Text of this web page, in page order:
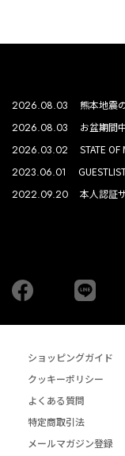
2026.08.03 熊本地震
2026.08.03 お盆期間
2026.03.02 STATE
2023.06.01
2022.09.20 本人認証
Facebook
ショッピングガイド
クッキーポリシー
よくある質問
特定商取引法
メールマガジン登録